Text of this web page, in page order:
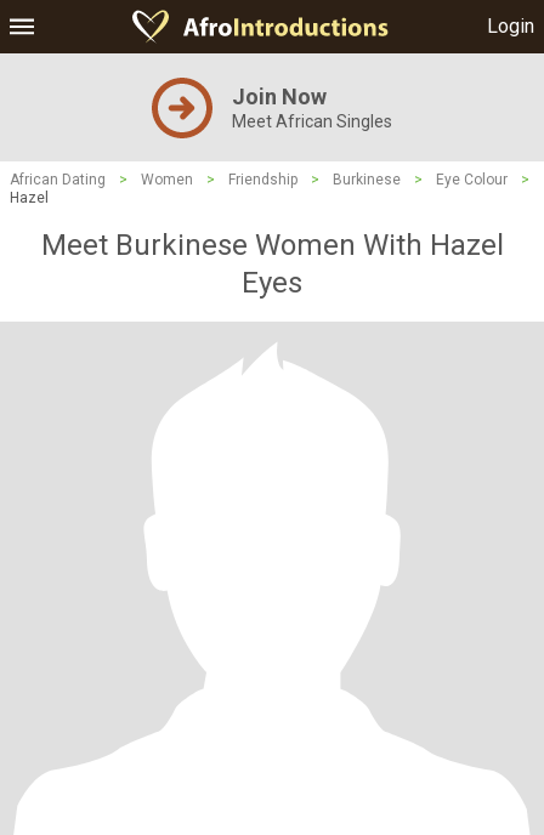
Login
Join Now
Meet African Singles
African Dating > Women > Friendship > Burkinese > Eye Colour
>
Hazel
Meet Burkinese Women With Hazel
Eyes